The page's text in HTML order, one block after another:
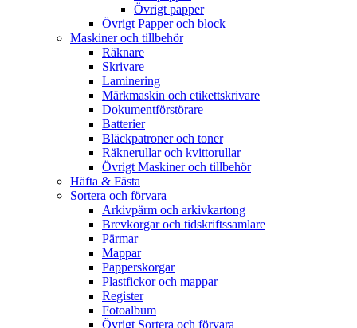
Övrigt papper
Övrigt Papper och block
Maskiner och tillbehör
Räknare
Skrivare
Laminering
Märkmaskin och etikettskrivare
Dokumentförstörare
Batterier
Bläckpatroner och toner
Räknerullar och kvittorullar
Övrigt Maskiner och tillbehör
Häfta & Fästa
Sortera och förvara
Arkivpärm och arkivkartong
Brevkorgar och tidskriftssamlare
Pärmar
Mappar
Papperskorgar
Plastfickor och mappar
Register
Fotoalbum
Övrigt Sortera och förvara